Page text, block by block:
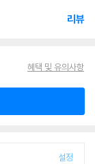
리뷰
혜택 및 유의사항
설정